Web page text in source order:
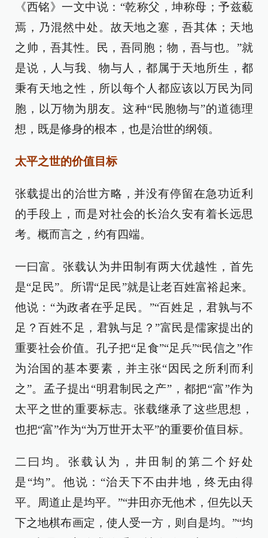
《西铭》一文中说：“乾称父，坤称母；予兹藐
焉，乃混然中处。故天地之塞，吾其体；天地
之帅，吾其性。民，吾同胞；物，吾与也。”就
是说，人与我、物与人，都属于天地所生，都
秉有天地之性，所以每个人都应该以万民为同
胞，以万物为朋友。这种“民胞物与”的道德理
想，既是修身的根本，也是治世的纲领。
太平之世的价值目标
张载提出的治世方略，并没有停留在急功近利
的手段上，而是对社会的长治久安有着长远思
考。概而言之，约有四端。
一曰富。张载认为井田制有两大优越性，首先
是“足民”。所谓“足民”就是让老百姓富裕起来。
他说：“为政者在乎足民。”“百姓足，君孰与不
足？百姓不足，君孰与足？”富民是儒家提出的
重要社会价值。孔子把“足食”“足兵”“民信之”作
为治国的基本要素，并主张“因民之所利而利
之”。孟子提出“明君制民之产”，都把“富”作为
太平之世的重要标志。张载继承了这些思想，
也把“富”作为“为万世开太平”的重要价值目标。
二曰均。张载认为，井田制的第二个好处
是“均”。他说：“治天下不由井地，终无由得
平。周道止是均平。”“井田亦无他术，但先以天
下之地棋布画定，使人受一方，则自是均。”“均